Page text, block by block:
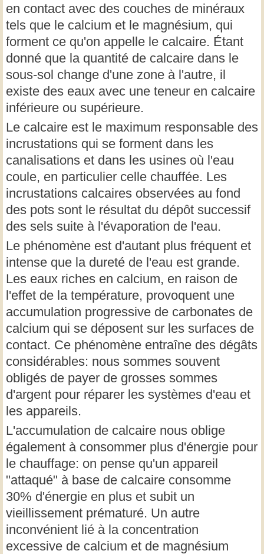
en contact avec des couches de minéraux
tels que le calcium et le magnésium, qui
forment ce qu'on appelle le calcaire. Étant
donné que la quantité de calcaire dans le
sous-sol change d'une zone à l'autre, il
existe des eaux avec une teneur en calcaire
inférieure ou supérieure.
Le calcaire est le maximum responsable des
incrustations qui se forment dans les
canalisations et dans les usines où l'eau
coule, en particulier celle chauffée. Les
incrustations calcaires observées au fond
des pots sont le résultat du dépôt successif
des sels suite à l'évaporation de l'eau.
Le phénomène est d'autant plus fréquent et
intense que la dureté de l'eau est grande.
Les eaux riches en calcium, en raison de
l'effet de la température, provoquent une
accumulation progressive de carbonates de
calcium qui se déposent sur les surfaces de
contact. Ce phénomène entraîne des dégâts
considérables: nous sommes souvent
obligés de payer de grosses sommes
d'argent pour réparer les systèmes d'eau et
les appareils.
L'accumulation de calcaire nous oblige
également à consommer plus d'énergie pour
le chauffage: on pense qu'un appareil
"attaqué" à base de calcaire consomme
30% d'énergie en plus et subit un
vieillissement prématuré. Un autre
inconvénient lié à la concentration
excessive de calcium et de magnésium